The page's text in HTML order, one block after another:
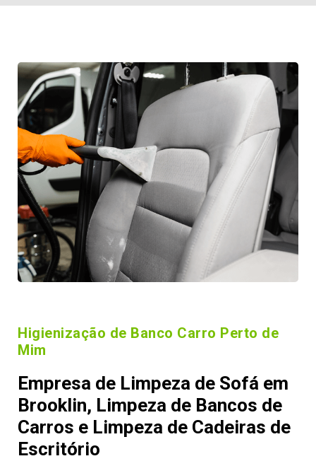
Higienização de Banco Carro Perto de
Mim
Empresa de Limpeza de Sofá em
Brooklin, Limpeza de Bancos de
Carros e Limpeza de Cadeiras de
Escritório